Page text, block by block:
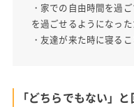
・家での自由時間を過
を過ごせるようになっ
・友達が来た時に寝る
「どちらでもない」